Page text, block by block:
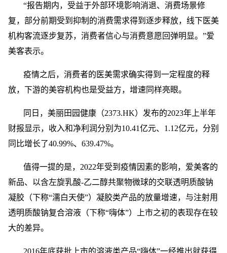
“报告期内，受益于外部环境影响消退、消费场景修
复，部分前期受到抑制的消费需求得到逐步释放，线下医美
机构客流逐步复苏，消费者信心与消费意愿回弹明显。”爱
美客表示。
疫情之后，消费者的医美需求确实得到一定程度的释
放，下游的美容机构也是受益方，增速同样亮眼。
同日，美丽田园健康（2373.HK）发布的2023年上半年
财报显示，收入和净利润分别为10.41亿元、1.12亿元，分别
同比增长了40.99%、639.47%。
值得一提的是，2022年受到疫情因素的影响，爱美客的
新品、以含左旋乳酸-乙二醇共聚物微球的交联透明质酸钠
凝胶（下称“濡白天使”）凝胶类产品的放量增速，与注射用
透明质酸钠复合溶液（下称“嗨体”）上市之初的表现存在较
大的差异。
2016年底获批上市的溶液类产品“嗨体”一经推出就获得